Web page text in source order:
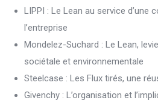
LIPPI : Le Lean au service d’une
l’entreprise
Mondelez-Suchard : Le Lean,
sociétale et environnementale
Steelcase : Les Flux tirés, une
Givenchy : L’organisation et